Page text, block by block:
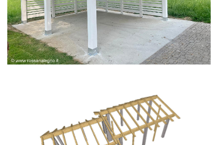
PERGOLA BIANCA SPAZZOLATA